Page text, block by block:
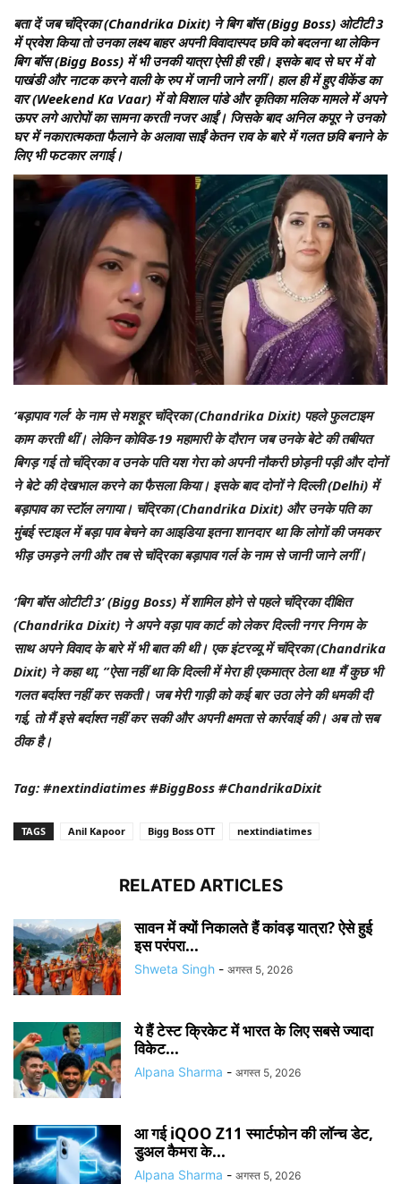
बता दें जब चंद्रिका (Chandrika Dixit) ने बिग बॉस (Bigg Boss) ओटीटी 3
में प्रवेश किया तो उनका लक्ष्य बाहर अपनी विवादास्पद छवि को बदलना था लेकिन
बिग बॉस (Bigg Boss) में भी उनकी यात्रा ऐसी ही रही। इसके बाद से घर में वो
पाखंडी और नाटक करने वाली के रुप में जानी जाने लगीं। हाल ही में हुए वीकेंड का
वार (Weekend Ka Vaar) में वो विशाल पांडे और कृतिका मलिक मामले में अपने
ऊपर लगे आरोपों का सामना करती नजर आईं। जिसके बाद अनिल कपूर ने उनको
घर में नकारात्मकता फैलाने के अलावा साईं केतन राव के बारे में गलत छवि बनाने के
लिए भी फटकार लगाई।
‘बड़ापाव गर्ल’ के नाम से मशहूर चंद्रिका (Chandrika Dixit) पहले फुलटाइम
काम करती थीं। लेकिन कोविड-19 महामारी के दौरान जब उनके बेटे की तबीयत
बिगड़ गई तो चंद्रिका व उनके पति यश गेरा को अपनी नौकरी छोड़नी पड़ी और दोनों
ने बेटे की देखभाल करने का फैसला किया। इसके बाद दोनों ने दिल्ली (Delhi) में
बड़ापाव का स्टॉल लगाया। चंद्रिका (Chandrika Dixit) और उनके पति का
मुंबई स्टाइल में बड़ा पाव बेचने का आइडिया इतना शानदार था कि लोगों की जमकर
भीड़ उमड़ने लगी और तब से चंद्रिका बड़ापाव गर्ल के नाम से जानी जाने लगीं।
‘बिग बॉस ओटीटी 3’ (Bigg Boss) में शामिल होने से पहले चंद्रिका दीक्षित
(Chandrika Dixit) ने अपने वड़ा पाव कार्ट को लेकर दिल्ली नगर निगम के
साथ अपने विवाद के बारे में भी बात की थी। एक इंटरव्यू में चंद्रिका (Chandrika
Dixit) ने कहा था, ”ऐसा नहीं था कि दिल्ली में मेरा ही एकमात्र ठेला था! मैं कुछ भी
गलत बर्दाश्त नहीं कर सकती। जब मेरी गाड़ी को कई बार उठा लेने की धमकी दी
गई, तो मैं इसे बर्दाश्त नहीं कर सकी और अपनी क्षमता से कार्रवाई की। अब तो सब
ठीक है।
Tag: #nextindiatimes #BiggBoss #ChandrikaDixit
TAGS Anil Kapoor Bigg Boss OTT nextindiatimes
RELATED ARTICLES
सावन में क्यों निकालते हैं कांवड़ यात्रा? ऐसे हुई
इस परंपरा...
Shweta Singh - अगस्त 5, 2026
ये हैं टेस्ट क्रिकेट में भारत के लिए सबसे ज्यादा
विकेट...
Alpana Sharma - अगस्त 5, 2026
आ गई iQOO Z11 स्मार्टफोन की लॉन्च डेट,
डुअल कैमरा के...
Alpana Sharma - अगस्त 5, 2026